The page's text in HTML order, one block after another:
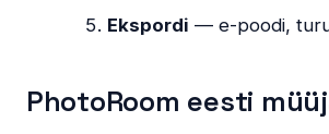
Ekspordi — e-poodi,
PhotoRoom eesti